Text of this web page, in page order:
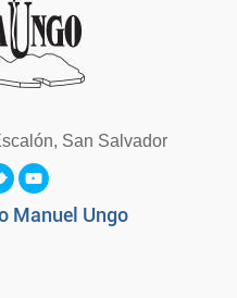
San Salvador
Manuel Ungo